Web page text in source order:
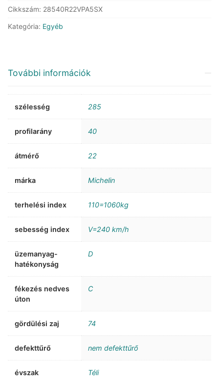
5
SUV
Cikkszám: 28540R22VPA5SX
Kategória: Egyéb
További információk
szélesség 285
profilarány 40
átmérő 22
márka Michelin
terhelési index 110=1060kg
sebesség index V=240 km/h
üzemanyag-
hatékonyság
D
fékezés nedves
úton
C
gördülési zaj 74
defekttűrő nem defekttűrő
évszak Téli